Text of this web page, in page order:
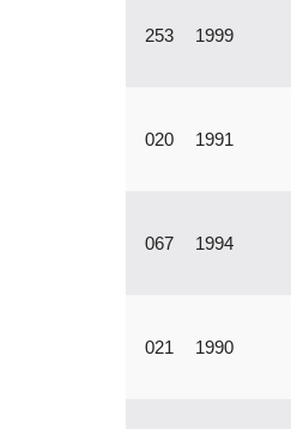
253 1999
020 1991
067 1994
021 1990